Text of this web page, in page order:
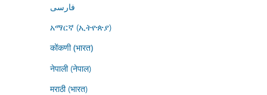
فارسى
አማርኛ (ኢትዮጵያ)
कोंकणी (भारत)
नेपाली (नेपाल)
मराठी (भारत)